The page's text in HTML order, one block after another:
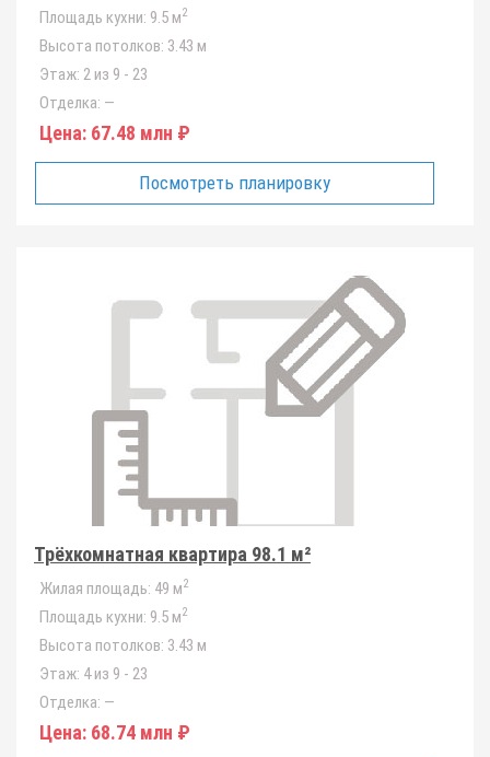
Площадь кухни: 9.5 м2
Высота потолков: 3.43 м
Этаж: 2 из 9 - 23
Отделка: —
Цена: 67.48 млн ₽
Посмотреть планировку
Трёхкомнатная квартира 98.1 м²
Жилая площадь: 49 м2
Площадь кухни: 9.5 м2
Высота потолков: 3.43 м
Этаж: 4 из 9 - 23
Отделка: —
Цена: 68.74 млн ₽